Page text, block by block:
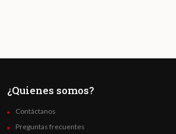
¿Quienes somos?
Contáctanos
Preguntas frecuentes